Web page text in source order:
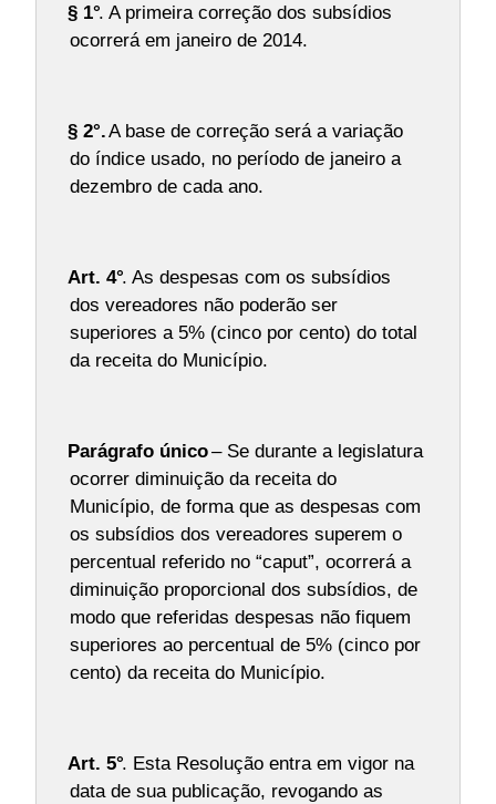
§ 1°. A primeira correção dos subsídios
ocorrerá em janeiro de 2014.
§ 2°.A base de correção será a variação
do índice usado, no período de janeiro a
dezembro de cada ano.
Art. 4°. As despesas com os subsídios
dos vereadores não poderão ser
superiores a 5% (cinco por cento) do total
da receita do Município.
Parágrafo único– Se durante a legislatura
ocorrer diminuição da receita do
Município, de forma que as despesas com
os subsídios dos vereadores superem o
percentual referido no “caput”, ocorrerá a
diminuição proporcional dos subsídios, de
modo que referidas despesas não fiquem
superiores ao percentual de 5% (cinco por
cento) da receita do Município.
Art. 5°. Esta Resolução entra em vigor na
data de sua publicação, revogando as